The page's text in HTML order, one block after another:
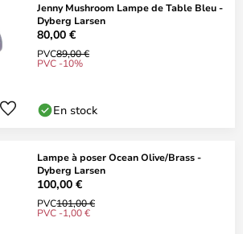
Jenny Mushroom Lampe de Table Bleu -
Dyberg Larsen
80,00 €
PVC89,00 €
PVC -10%
En stock
Lampe à poser Ocean Olive/Brass -
Dyberg Larsen
100,00 €
PVC101,00 €
PVC -1,00 €